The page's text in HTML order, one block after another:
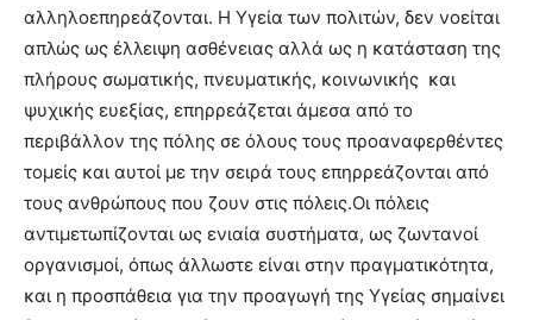
αλληλοεπηρεάζονται. Η Υγεία των πολιτών, δεν νοείται
απλώς ως έλλειψη ασθένειας αλλά ως η κατάσταση της
πλήρους σωματικής, πνευματικής, κοινωνικής και
ψυχικής ευεξίας, επηρρεάζεται άμεσα από το
περιβάλλον της πόλης σε όλους τους προαναφερθέντες
τομείς και αυτοί με την σειρά τους επηρρεάζονται από
τους ανθρώπους που ζουν στις πόλεις.Οι πόλεις
αντιμετωπίζονται ως ενιαία συστήματα, ως ζωντανοί
οργανισμοί, όπως άλλωστε είναι στην πραγματικότητα,
και η προσπάθεια για την προαγωγή της Υγείας σημαίνει